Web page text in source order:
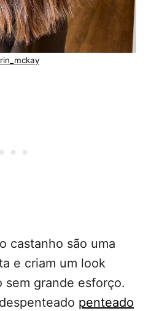
kay
castanho são uma
e criam um look
grande esforço.
penteado